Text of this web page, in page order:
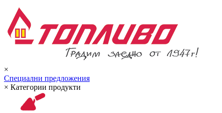
×
Специални предложения
× Категории продукти